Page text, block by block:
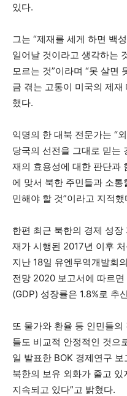
있다.
그는 “제재를 세게 하면 백
일어날 것이라고 생각하는
모르는 것”이라며 “못 살면
금 겪는 고통이 미국의 제
했다.
익명의 한 대북 전문가는 “
당국의 선전을 그대로 믿는
재의 효용성에 대한 판단과
에 맞서 북한 주민들과 소
민해야 할 것”이라고 지적했
한편 최근 북한의 경제 성
재가 시행된 2017년 이후 처
지난 18일 유엔무역개발회
전망 2020 보고서에 따르
(GDP) 성장률은 1.8%로 추
또 물가와 환율 등 인민들
들도 비교적 안정적인 것으
일 발표한 BOK 경제연구
북한의 보유 외화가 줄고
지속되고 있다”고 밝혔다.